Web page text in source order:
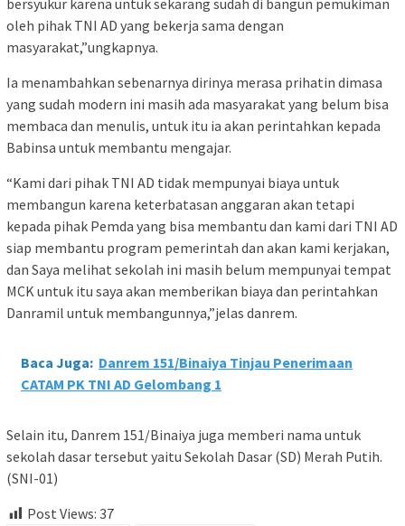
bersyukur karena untuk sekarang sudah di bangun pemukiman
oleh pihak TNI AD yang bekerja sama dengan
masyarakat,”ungkapnya.
Ia menambahkan sebenarnya dirinya merasa prihatin dimasa
yang sudah modern ini masih ada masyarakat yang belum bisa
membaca dan menulis, untuk itu ia akan perintahkan kepada
Babinsa untuk membantu mengajar.
“Kami dari pihak TNI AD tidak mempunyai biaya untuk
membangun karena keterbatasan anggaran akan tetapi
kepada pihak Pemda yang bisa membantu dan kami dari TNI AD
siap membantu program pemerintah dan akan kami kerjakan,
dan Saya melihat sekolah ini masih belum mempunyai tempat
MCK untuk itu saya akan memberikan biaya dan perintahkan
Danramil untuk membangunnya,”jelas danrem.
Baca Juga: Danrem 151/Binaiya Tinjau Penerimaan
CATAM PK TNI AD Gelombang 1
Selain itu, Danrem 151/Binaiya juga memberi nama untuk
sekolah dasar tersebut yaitu Sekolah Dasar (SD) Merah Putih.
(SNI-01)
Post Views: 37